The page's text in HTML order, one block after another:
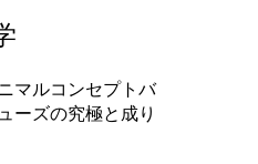
マルコンセプトバ
ーズの究極と成り